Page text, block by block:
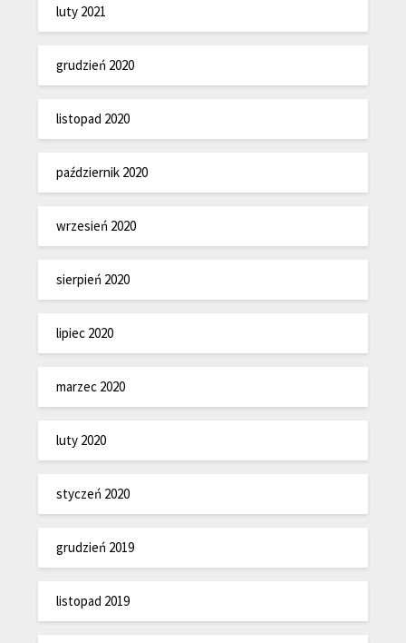
luty 2021
grudzień 2020
listopad 2020
październik 2020
wrzesień 2020
sierpień 2020
lipiec 2020
marzec 2020
luty 2020
styczeń 2020
grudzień 2019
listopad 2019